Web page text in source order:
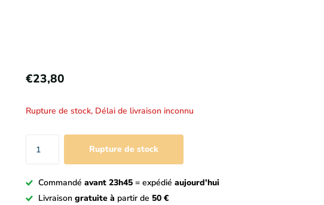
€23,80
Rupture de stock, Délai de livraison inconnu
Rupture de stock
Commandé avant 23h45 = expédié aujourd'hui
Livraison gratuite à partir de 50 €